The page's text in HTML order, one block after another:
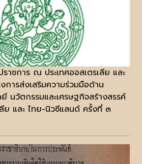
ราชการ ณ ประเทศออสเตรเลีย และ
การส่งเสริมความร่วมมือด้าน
นวัตกรรมและเศรษฐกิจสร้างสรรค์
ลีย และ ไทย-นิวซีแลนด์ ครั้งที่ ๓